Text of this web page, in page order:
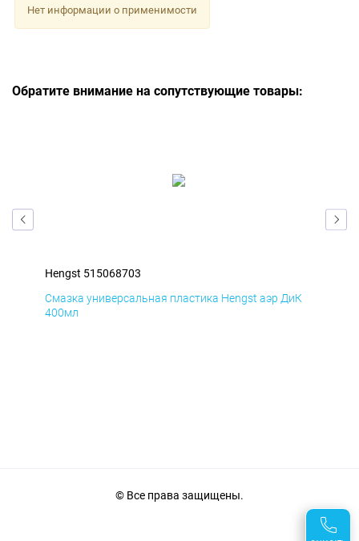
Нет информации о применимости
Обратите внимание на сопутствующие товары:
Hengst 515068703
Смазка универсальная пластика Hengst аэр ДиК
400мл
© Все права защищены.